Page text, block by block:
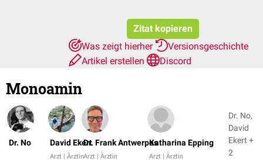
Zitat kopieren
Was zeigt hierher
Versionsgeschichte
Artikel erstellen
Discord
Monoamin
Dr. No David Ekert
Arzt | Ärztin
Dr. Frank Antwerpes
Arzt | Ärztin
Katharina Epping
Arzt | Ärztin
Dr. No,
David
Ekert +
2